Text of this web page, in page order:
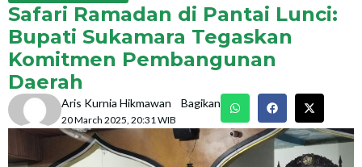
Safari Ramadan di Pantai Lunci:
Bupati Sukamara Tegaskan
Komitmen Pembangunan
Daerah
Aris Kurnia Hikmawan
20 March 2025, 20:31 WIB
Bagikan